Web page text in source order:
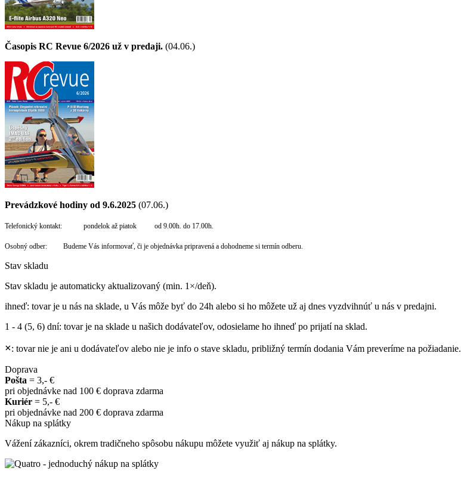
Časopis RC Revue 6/2026 už v predaji. (04.06.)
Prevádzkové hodiny od 9.6.2025 (07.06.)
Telefonický kontakt: pondelok až piatok od 9.00h. do 17.00h.
Osobný odber: Budeme Vás informovať, či je objednávka pripravená a dohodneme si termín odberu.
Stav skladu
Stav skladu je automaticky aktualizovaný (min. 1×/deň).
ihneď: tovar je u nás na sklade, u Vás môže byť do 24h alebo si ho môžete už aj dnes vyzdvihnúť u nás v predajni.
1 - 4 (5, 6) dní: tovar je na sklade u našich dodávateľov, odosielame ho ihneď po prijatí na sklad.
×: tovar nie je ani u dodávateľov alebo nie je info o stave skladu, približný termín dodania Vám preveríme na požiadanie.
Doprava
Pošta = 3,- €
pri objednávke nad 100 € doprava zdarma
Kuriér = 5,- €
pri objednávke nad 200 € doprava zdarma
Nákup na splátky
Vážení zákazníci, okrem tradičneho spôsobu nákupu môžete využiť aj nákup na splátky.